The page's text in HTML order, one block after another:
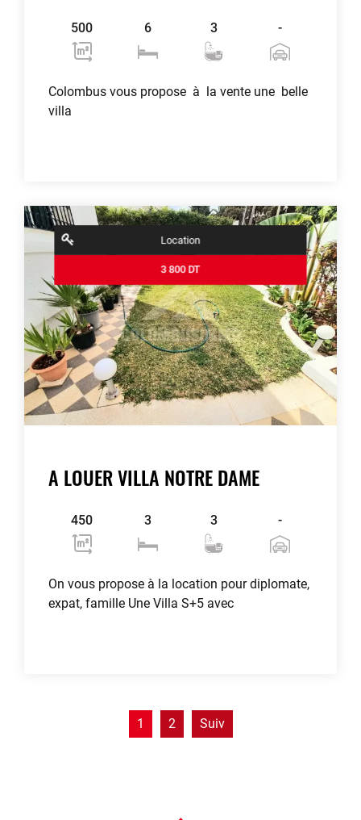
Leaflet
500 6 3 -
Colombus vous propose à la vente une belle
villa
Location
3 800 DT
A LOUER VILLA NOTRE DAME
450 3 3 -
On vous propose à la location pour diplomate,
expat, famille Une Villa S+5 avec
1 2 Suiv